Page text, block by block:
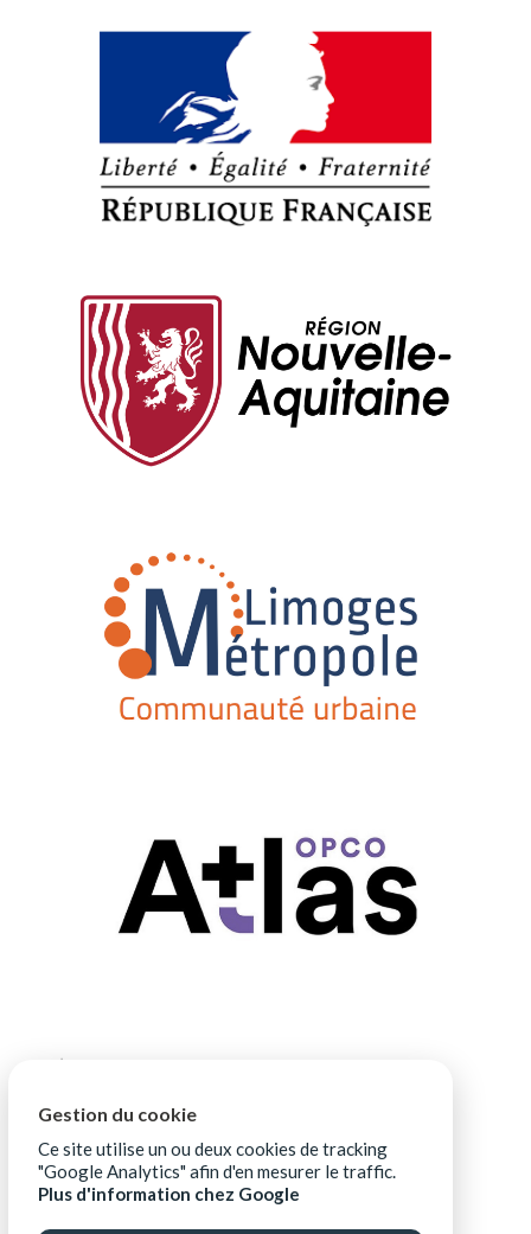
Gestion du cookie
Ce site utilise un ou deux cookies de tracking
"Google Analytics" afin d'en mesurer le traffic.
Plus d'information chez Google